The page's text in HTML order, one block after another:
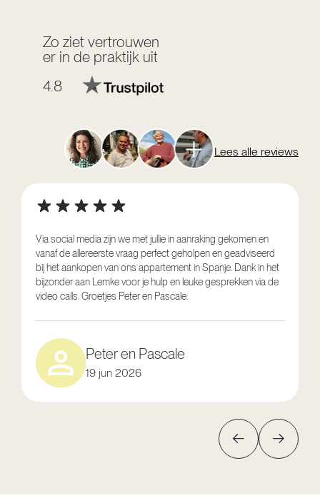
Zo ziet vertrouwen
er in de praktijk uit
4.8
Lees alle reviews
Via social media zijn we met jullie in aanraking gekomen en
vanaf de allereerste vraag perfect geholpen en geadviseerd
bij het aankopen van ons appartement in Spanje. Dank in het
bijzonder aan Lemke voor je hulp en leuke gesprekken via de
video calls. Groetjes Peter en Pascale.
Peter en Pascale
19 jun 2026